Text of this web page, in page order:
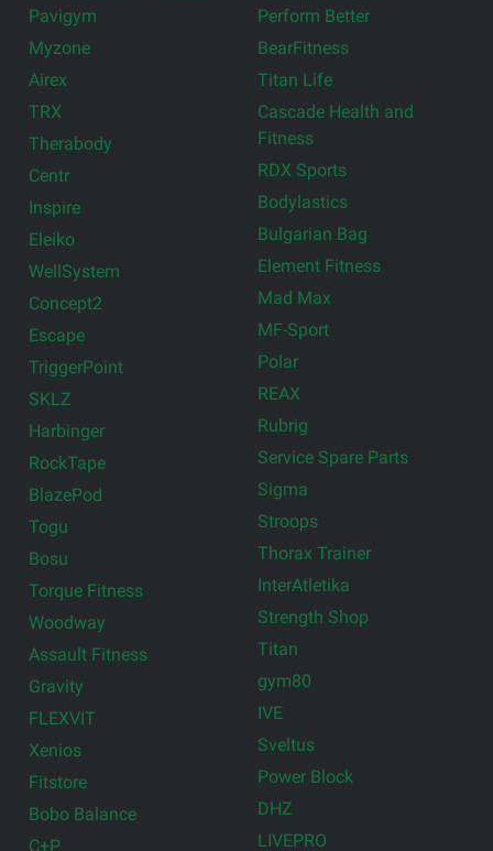
Pavigym
Myzone
Airex
TRX
Therabody
Centr
Inspire
Eleiko
WellSystem
Concept2
Escape
TriggerPoint
SKLZ
Harbinger
RockTape
BlazePod
Togu
Bosu
Torque Fitness
Woodway
Assault Fitness
Gravity
FLEXVIT
Xenios
Fitstore
Bobo Balance
C+P
Perform Better
BearFitness
Titan Life
Cascade Health and
Fitness
RDX Sports
Bodylastics
Bulgarian Bag
Element Fitness
Mad Max
MF-Sport
Polar
REAX
Rubrig
Service Spare Parts
Sigma
Stroops
Thorax Trainer
InterAtletika
Strength Shop
Titan
gym80
IVE
Sveltus
Power Block
DHZ
LIVEPRO